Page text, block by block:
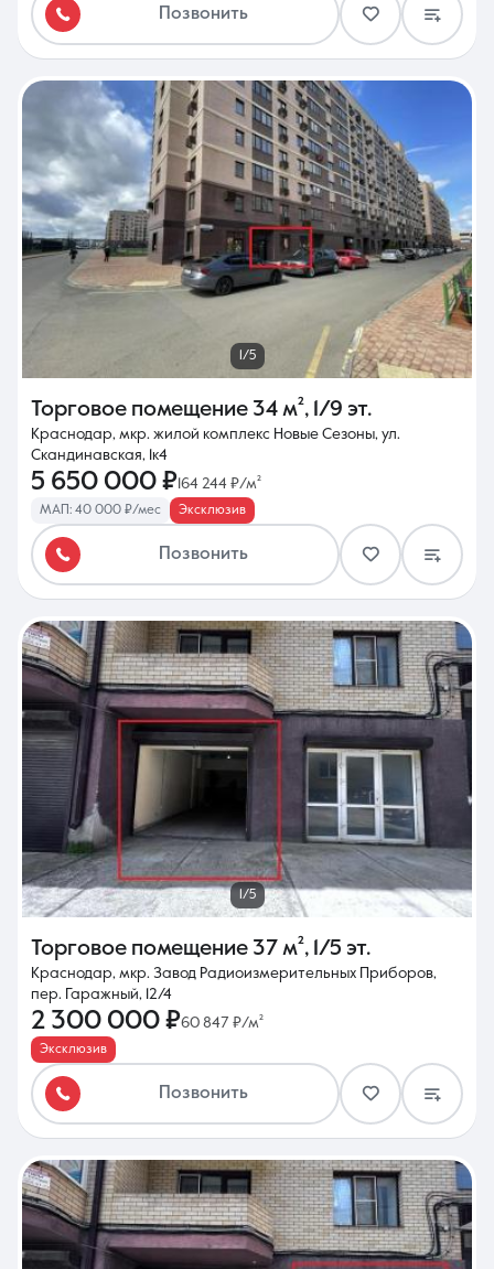
Позвонить
1/5
Торговое помещение 34 м², 1/9 эт.
Краснодар, мкр. жилой комплекс Новые Сезоны, ул.
Скандинавская, 1к4
5 650 000 ₽164 244 ₽/м²
МАП: 40 000 ₽/мес Эксклюзив
Позвонить
1/5
Торговое помещение 37 м², 1/5 эт.
Краснодар, мкр. Завод Радиоизмерительных Приборов,
пер. Гаражный, 12/4
2 300 000 ₽60 847 ₽/м²
Эксклюзив
Позвонить